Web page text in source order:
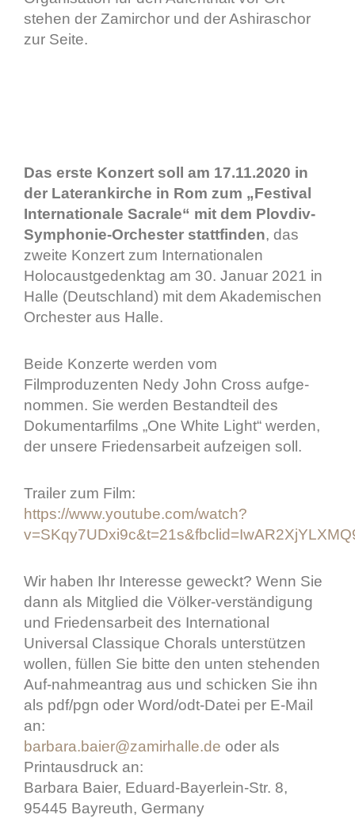
stehen der Zamirchor und der Ashiraschor
zur Seite.
Das erste Konzert soll am 17.11.2020 in
der Laterankirche in Rom zum „Festival
Internationale Sacrale“ mit dem Plovdiv-
Symphonie-Orchester stattfinden, das
zweite Konzert zum Internationalen
Holocaustgedenktag am 30. Januar 2021 in
Halle (Deutschland) mit dem Akademischen
Orchester aus Halle.
Beide Konzerte werden vom
Filmproduzenten Nedy John Cross aufge-
nommen. Sie werden Bestandteil des
Dokumentarfilms „One White Light“ werden,
der unsere Friedensarbeit aufzeigen soll.
Trailer zum Film:
https://www.youtube.com/watch?
Wir haben Ihr Interesse geweckt? Wenn Sie
dann als Mitglied die Völker-verständigung
und Friedensarbeit des International
Universal Classique Chorals unterstützen
wollen, füllen Sie bitte den unten stehenden
Auf-nahmeantrag aus und schicken Sie ihn
als pdf/pgn oder Word/odt-Datei per E-Mail
an:
barbara.baier@zamirhalle.de oder als
Printausdruck an:
Barbara Baier, Eduard-Bayerlein-Str. 8,
95445 Bayreuth, Germany